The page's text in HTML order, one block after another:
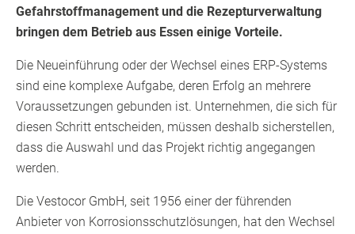
Gefahrstoffmanagement und die Rezepturverwaltung
bringen dem Betrieb aus Essen einige Vorteile.
Die Neueinführung oder der Wechsel eines ERP-Systems
sind eine komplexe Aufgabe, deren Erfolg an mehrere
Voraussetzungen gebunden ist. Unternehmen, die sich für
diesen Schritt entscheiden, müssen deshalb sicherstellen,
dass die Auswahl und das Projekt richtig angegangen
werden.
Die Vestocor GmbH, seit 1956 einer der führenden
Anbieter von Korrosionsschutzlösungen, hat den Wechsel